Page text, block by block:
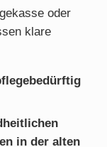
oder
klare
in der alten